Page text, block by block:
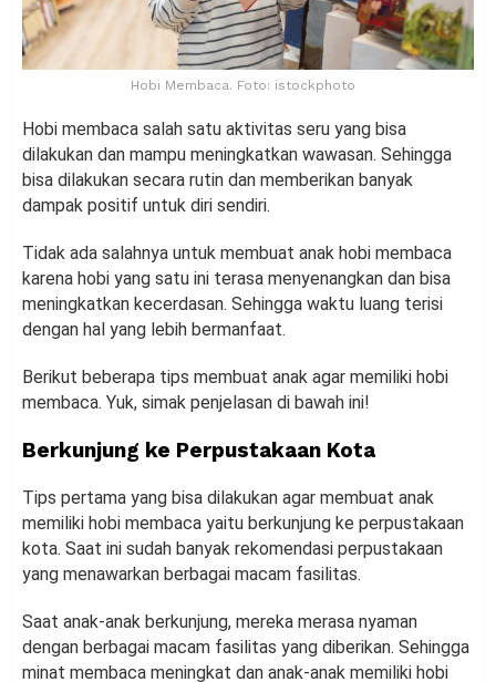
Hobi Membaca. Foto: istockphoto
Hobi membaca salah satu aktivitas seru yang bisa
dilakukan dan mampu meningkatkan wawasan. Sehingga
bisa dilakukan secara rutin dan memberikan banyak
dampak positif untuk diri sendiri.
Tidak ada salahnya untuk membuat anak hobi membaca
karena hobi yang satu ini terasa menyenangkan dan bisa
meningkatkan kecerdasan. Sehingga waktu luang terisi
dengan hal yang lebih bermanfaat.
Berikut beberapa tips membuat anak agar memiliki hobi
membaca. Yuk, simak penjelasan di bawah ini!
Berkunjung ke Perpustakaan Kota
Tips pertama yang bisa dilakukan agar membuat anak
memiliki hobi membaca yaitu berkunjung ke perpustakaan
kota. Saat ini sudah banyak rekomendasi perpustakaan
yang menawarkan berbagai macam fasilitas.
Saat anak-anak berkunjung, mereka merasa nyaman
dengan berbagai macam fasilitas yang diberikan. Sehingga
minat membaca meningkat dan anak-anak memiliki hobi